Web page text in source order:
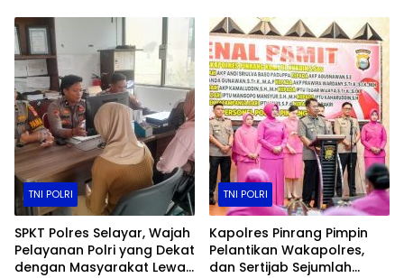
Masyarakat
TNI POLRI
SPKT Polres Selayar, Wajah
Pelayanan Polri yang Dekat
dengan Masyarakat Lewat
TNI POLRI
Kapolres Pinrang Pimpin
Pelantikan Wakapolres,
dan Sertijab Sejumlah